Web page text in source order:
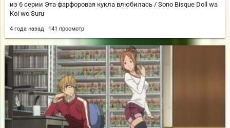
из 6 серии Эта фарфоровая кукла влюбилась / Sono Bisque Doll wa
Koi wo Suru
4 года назад 141 просмотр